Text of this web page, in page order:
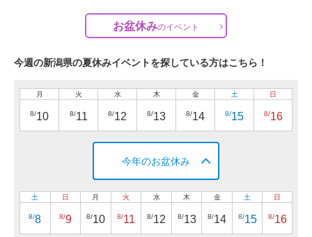
お盆休みのイベント
今週の新潟県の夏休みイベントを探している方はこちら！
月
8/10
火
8/11
水
8/12
木
8/13
金
8/14
土
8/15
日
8/16
今年のお盆休み
土
8/8
日
8/9
月
8/10
火
8/11
水
8/12
木
8/13
金
8/14
土
8/15
日
8/16